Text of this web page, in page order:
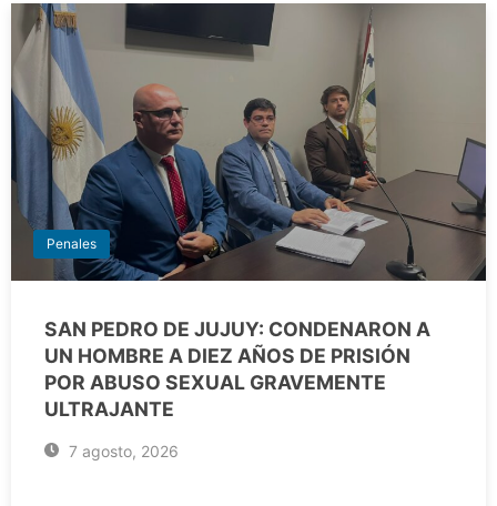
Penales
SAN PEDRO DE JUJUY: CONDENARON A
UN HOMBRE A DIEZ AÑOS DE PRISIÓN
POR ABUSO SEXUAL GRAVEMENTE
ULTRAJANTE
7 agosto, 2026